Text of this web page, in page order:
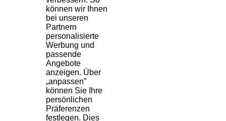
können wir Ihnen
bei unseren
Partnern
personalisierte
Werbung und
passende
Angebote
anzeigen. Über
„anpassen”
können Sie Ihre
persönlichen
Präferenzen
festlegen. Dies